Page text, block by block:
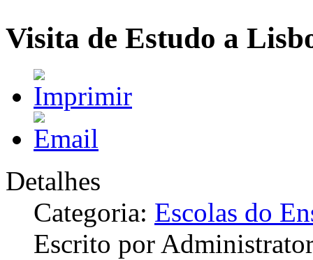
Visita de Estudo a
Detalhes
Categoria: Escolas do
Escrito por